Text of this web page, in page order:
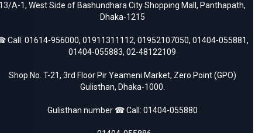
A-1, West Side of Bashundhara City Shopping Mall, Panthapath,
Dhaka-1215
Call: 01614-956000, 01911311112, 01952107050, 01404-055881,
01404-055883, 02-48122109
Shop No. T-21, 3rd Floor Pir Yeameni Market, Zero Point (GPO)
Gulisthan, Dhaka-1000.
Gulisthan number ☎ Call: 01404-055880